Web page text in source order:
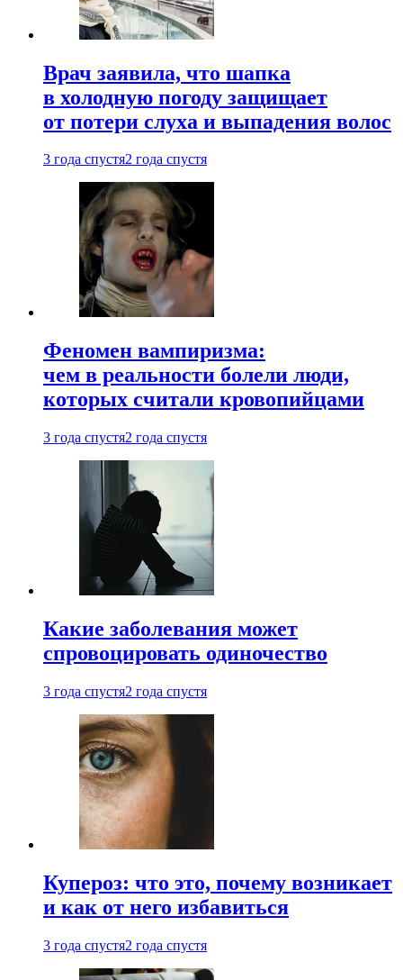
Врач заявила, что шапка
в холодную погоду защищает
от потери слуха и выпадения волос
3 года спустя2 года спустя
Феномен вампиризма:
чем в реальности болели люди,
которых считали кровопийцами
3 года спустя2 года спустя
Какие заболевания может
спровоцировать одиночество
3 года спустя2 года спустя
Купероз: что это, почему возникает
и как от него избавиться
3 года спустя2 года спустя